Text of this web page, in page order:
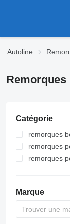
Autoline
Remorques
Catégorie
remorques
remorques
remorques
Marque